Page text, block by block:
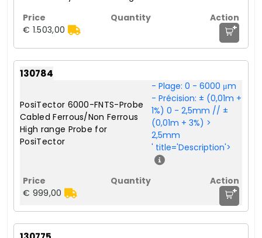
€ 1.503,00 +
130784
PosiTector 6000-FNTS-Probe
Cabled Ferrous/Non Ferrous
High range Probe for
PosiTector
- Plage: 0 - 6000 μm
- Précision: ± (0,01m +
1%) 0 - 2,5mm // ±
(0,01m + 3%) >
2,5mm
' title='Description'>
€ 999,00 +